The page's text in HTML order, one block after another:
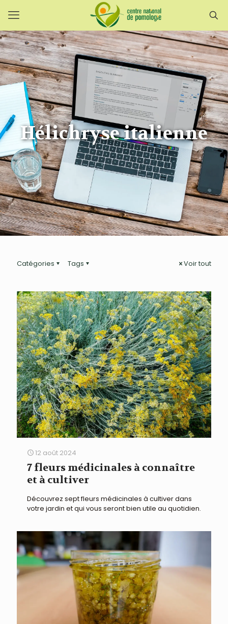
Hélichryse italienne
Catégories Tags Voir tout
12 août 2024
7 fleurs médicinales à connaître
et à cultiver
Découvrez sept fleurs médicinales à cultiver dans
votre jardin et qui vous seront bien utile au quotidien.